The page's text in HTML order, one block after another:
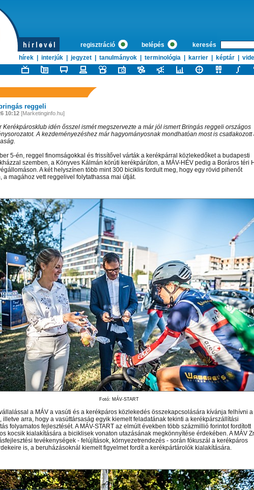
regisztráció belépés keresés
hírek
interjúk jegyzet tanulmányok terminológia karrier képtár
videótárunkba! Látogasson el videótárunkba!Látogasson el videótárunkba!
reggeli
10:12[Marketinginfo.hu]
Kerékpárosklub idén ősszel ismét megszervezte a már jól ismert Bringás reggeli országos
A kezdeményezéshez már hagyományosnak mondhatóan most is csatlakozott
5-én, reggel finomságokkal és frissítővel várták a kerékpárral közlekedőket a budapesti
szemben, a Könyves Kálmán körúti kerékpárúton, a MÁV-HÉV pedig a Boráros téri
A két helyszínen több mint 300 biciklis fordult meg, hogy egy rövid pihenőt
a magához vett reggelivel folytathassa mai útját.
Fotó: MÁV-START
a MÁV a vasúti és a kerékpáros közlekedés összekapcsolására kívánja felhívni a
illetve arra, hogy a vasúttársaság egyik kiemelt feladatának tekinti a kerékpárszállítási
folyamatos fejlesztését. A MÁV-START az elmúlt években több százmillió forintot fordított
kocsik kialakítására a biciklisek vonaton utazásának megkönnyítése érdekében. A MÁV
tevékenységek - felújítások, környezetrendezés - során fókuszál a kerékpáros
is, a beruházásoknál kiemelt figyelmet fordít a kerékpártárolók kialakítására.